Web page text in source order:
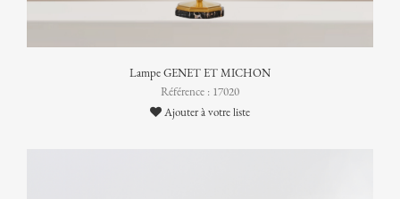
Lampe GENET ET MICHON
Référence : 17020
Ajouter à votre liste